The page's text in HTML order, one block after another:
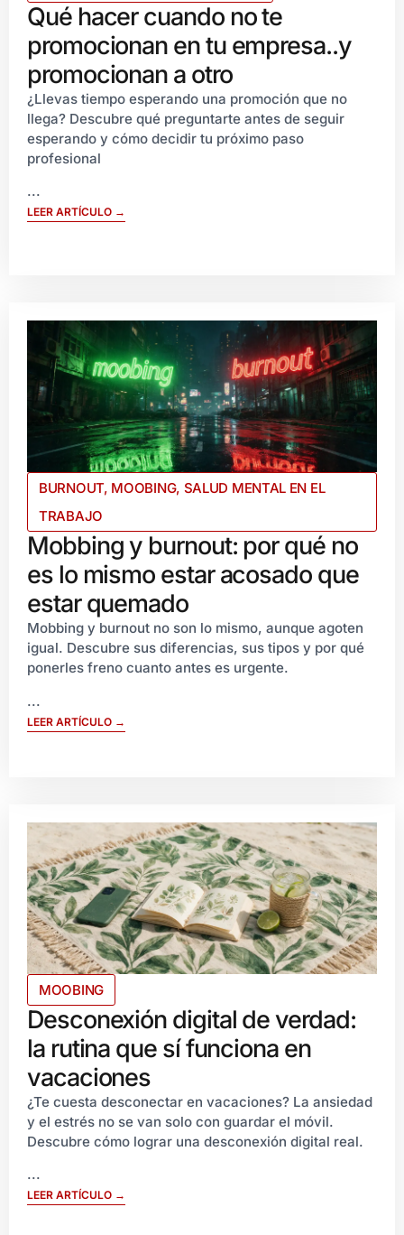
Qué hacer cuando no te
promocionan en tu empresa..y
promocionan a otro
¿Llevas tiempo esperando una promoción que no
llega? Descubre qué preguntarte antes de seguir
esperando y cómo decidir tu próximo paso
profesional
...
LEER ARTÍCULO →
BURNOUT, MOOBING, SALUD MENTAL EN EL
TRABAJO
Mobbing y burnout: por qué no
es lo mismo estar acosado que
estar quemado
Mobbing y burnout no son lo mismo, aunque agoten
igual. Descubre sus diferencias, sus tipos y por qué
ponerles freno cuanto antes es urgente.
...
LEER ARTÍCULO →
MOOBING
Desconexión digital de verdad:
la rutina que sí funciona en
vacaciones
¿Te cuesta desconectar en vacaciones? La ansiedad
y el estrés no se van solo con guardar el móvil.
Descubre cómo lograr una desconexión digital real.
...
LEER ARTÍCULO →